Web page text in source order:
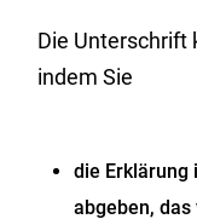
Die Unterschrift
indem Sie
die Erklärung
abgeben,